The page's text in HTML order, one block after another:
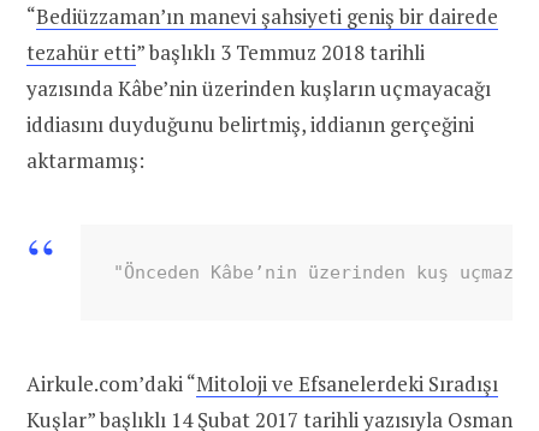
“Bediüzzaman’ın manevi şahsiyeti geniş bir dairede
tezahür etti” başlıklı 3 Temmuz 2018 tarihli
yazısında Kâbe’nin üzerinden kuşların uçmayacağı
iddiasını duyduğunu belirtmiş, iddianın gerçeğini
aktarmamış:
"Önceden Kâbe’nin üzerinden kuş
Airkule.com’daki “Mitoloji ve Efsanelerdeki Sıradışı
Kuşlar” başlıklı 14 Şubat 2017 tarihli yazısıyla Osman